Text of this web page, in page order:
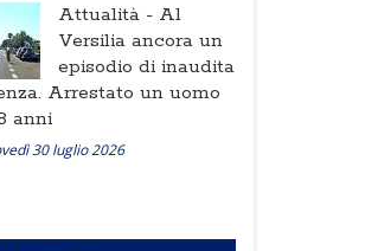
Attualità - Al
Versilia ancora un
episodio di inaudita
Arrestato un uomo
anni
30 luglio 2026